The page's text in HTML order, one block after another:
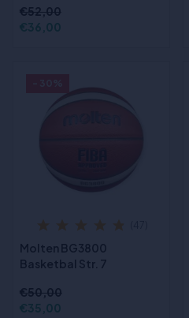
€52,00
€36,00
Molten BG3800
Basketbal Str. 7
€50,00
€35,00